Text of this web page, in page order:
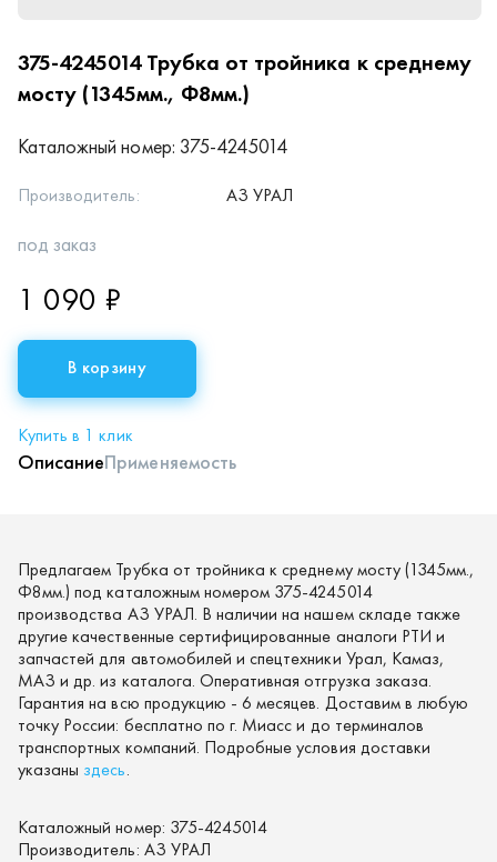
375-4245014Трубка от тройника к среднему
мосту (1345мм., Ф8мм.)
Каталожный номер: 375-4245014
Производитель: АЗ УРАЛ
под заказ
1 090 ₽
В корзину
Купить в 1 клик
ОписаниеПрименяемость
Предлагаем Трубка от тройника к среднему мосту (1345мм.,
Ф8мм.) под каталожным номером 375-4245014
производства АЗ УРАЛ. В наличии на нашем складе также
другие качественные сертифицированные аналоги РТИ и
запчастей для автомобилей и спецтехники Урал, Камаз,
МАЗ и др. из каталога. Оперативная отгрузка заказа.
Гарантия на всю продукцию - 6 месяцев. Доставим в любую
точку России: бесплатно по г. Миасс и до терминалов
транспортных компаний. Подробные условия доставки
указаны здесь.
Каталожный номер: 375-4245014
Производитель: АЗ УРАЛ